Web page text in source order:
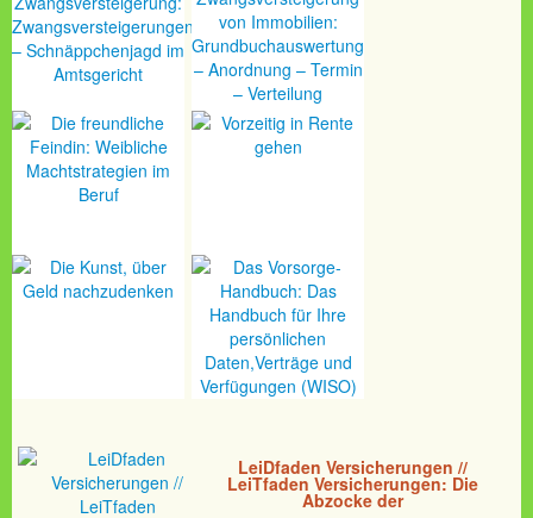
LeiDfaden Versicherungen //
LeiTfaden Versicherungen: Die
Abzocke der